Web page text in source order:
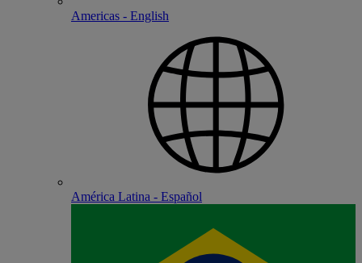
Americas - English
América Latina - Español